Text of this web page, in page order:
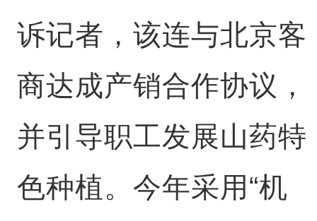
诉记者，该连与北京客
商达成产销合作协议，
并引导职工发展山药特
色种植。今年采用“机